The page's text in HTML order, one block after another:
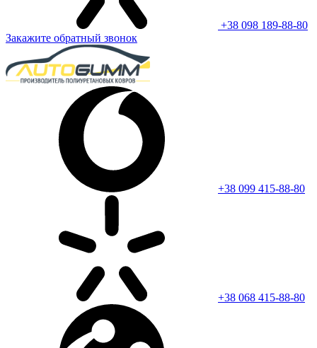
+38 098 189-88-80
Закажите обратный звонок
+38 099 415-88-80
+38 068 415-88-80